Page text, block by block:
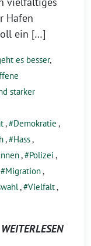
Hafen
ein […]
es besser,
starker
, Demokratie ,
, Hass,
, Polizei ,
Migration,
, Vielfalt,
WEITERLESEN